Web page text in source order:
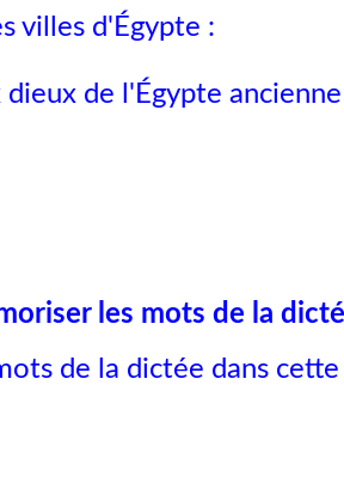
villes d'Égypte :
dieux de l'Égypte
les mots de la
de la dictée dans